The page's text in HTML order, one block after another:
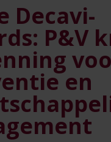
Decavi-
P&V
en